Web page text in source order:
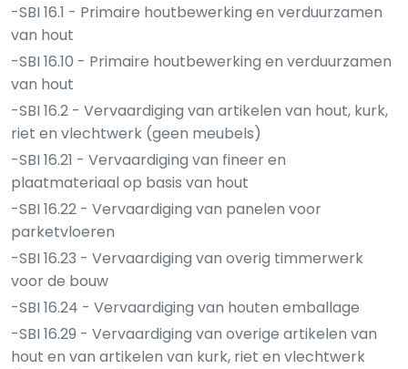
-SBI 16.1 - Primaire houtbewerking en verduurzamen
van hout
-SBI 16.10 - Primaire houtbewerking en verduurzamen
van hout
-SBI 16.2 - Vervaardiging van artikelen van hout, kurk,
riet en vlechtwerk (geen meubels)
-SBI 16.21 - Vervaardiging van fineer en
plaatmateriaal op basis van hout
-SBI 16.22 - Vervaardiging van panelen voor
parketvloeren
-SBI 16.23 - Vervaardiging van overig timmerwerk
voor de bouw
-SBI 16.24 - Vervaardiging van houten emballage
-SBI 16.29 - Vervaardiging van overige artikelen van
hout en van artikelen van kurk, riet en vlechtwerk